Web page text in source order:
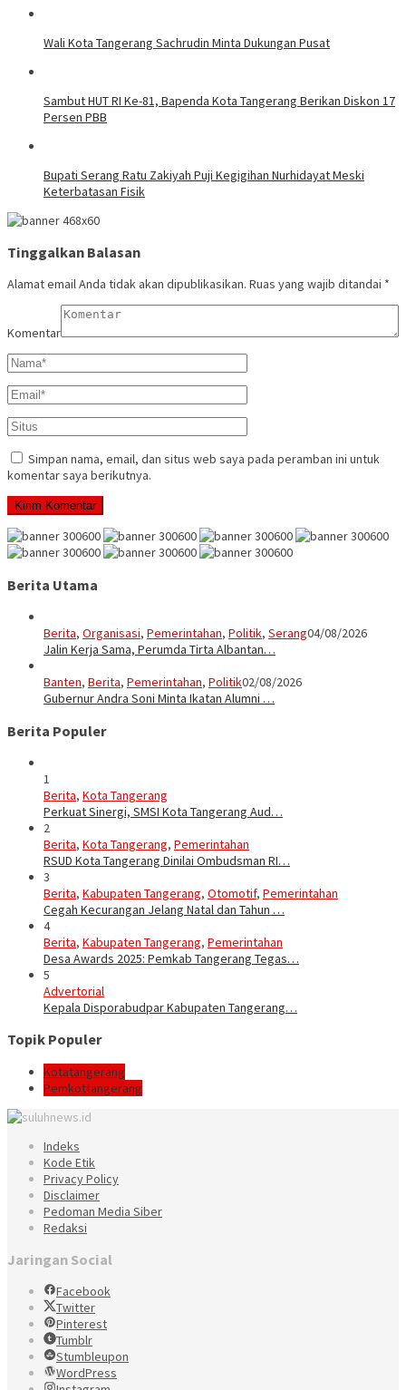
Wali Kota Tangerang Sachrudin Minta Dukungan Pusat
Sambut HUT RI Ke-81, Bapenda Kota Tangerang Berikan Diskon 17
Persen PBB
Bupati Serang Ratu Zakiyah Puji Kegigihan Nurhidayat Meski
Keterbatasan Fisik
Tinggalkan Balasan
Alamat email Anda tidak akan dipublikasikan. Ruas yang wajib ditandai *
Komentar
Simpan nama, email, dan situs web saya pada peramban ini untuk
komentar saya berikutnya.
Berita Utama
Berita, Organisasi, Pemerintahan, Politik, Serang04/08/2026
Jalin Kerja Sama, Perumda Tirta Albantan…
Banten, Berita, Pemerintahan, Politik02/08/2026
Gubernur Andra Soni Minta Ikatan Alumni …
Berita Populer
1
Berita, Kota Tangerang
Perkuat Sinergi, SMSI Kota Tangerang Aud…
2
Berita, Kota Tangerang, Pemerintahan
RSUD Kota Tangerang Dinilai Ombudsman RI…
3
Berita, Kabupaten Tangerang, Otomotif, Pemerintahan
Cegah Kecurangan Jelang Natal dan Tahun …
4
Berita, Kabupaten Tangerang, Pemerintahan
Desa Awards 2025: Pemkab Tangerang Tegas…
5
Advertorial
Kepala Disporabudpar Kabupaten Tangerang…
Topik Populer
Kotatangerang
Pemkottangerang
Indeks
Kode Etik
Privacy Policy
Disclaimer
Pedoman Media Siber
Redaksi
Jaringan Social
Facebook
Twitter
Pinterest
Tumblr
Stumbleupon
WordPress